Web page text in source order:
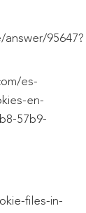
95647?
es-
en-
57b9-
files-in-